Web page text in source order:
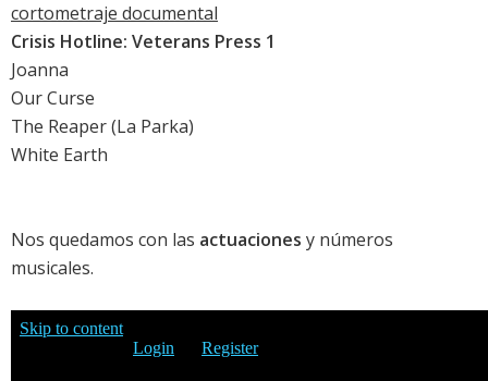
cortometraje documental
Crisis Hotline: Veterans Press 1
Joanna
Our Curse
The Reaper (La Parka)
White Earth
Nos quedamos con las actuaciones y números
musicales.